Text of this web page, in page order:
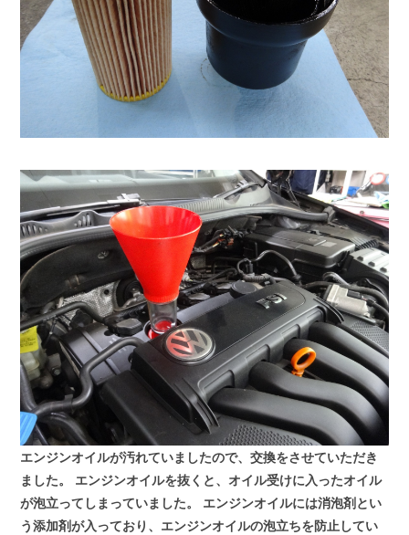
エンジンオイルが汚れていましたので、交換をさせていただき
ました。
エンジンオイルを抜くと、オイル受けに入ったオイル
が泡立ってしまっていました。
エンジンオイルには消泡剤とい
う添加剤が入っており、エンジンオイルの泡立ちを防止してい